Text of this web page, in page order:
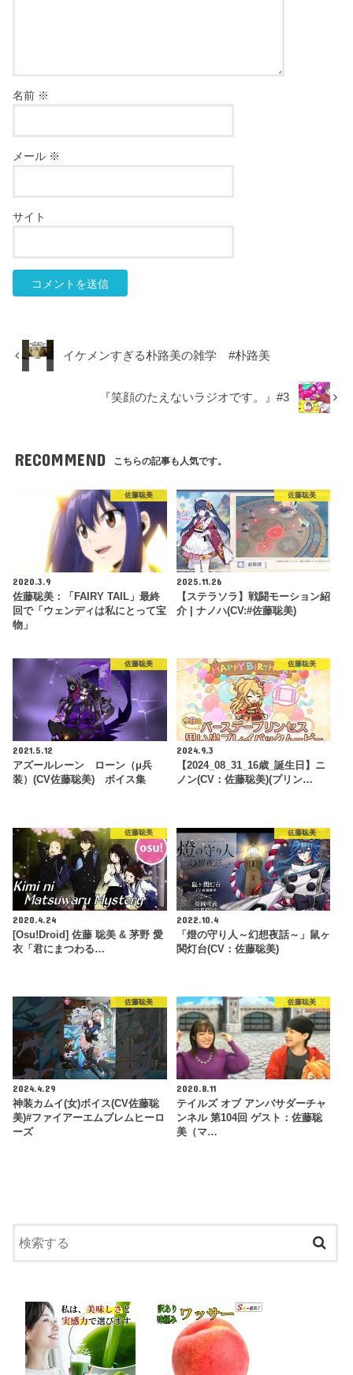
名前 ※
メール ※
サイト
イケメンすぎる朴路美の雑学 #朴路美
『笑顔のたえないラジオです。』#3
RECOMMEND こちらの記事も人気です。
佐藤聡美
2020.3.9
佐藤聡美：「FAIRY TAIL」最終
回で「ウェンディは私にとって宝
物」
佐藤聡美
2025.11.26
【ステラソラ】戦闘モーション紹
介 | ナノハ(CV:#佐藤聡美)
佐藤聡美
2021.5.12
アズールレーン ローン（μ兵
装）(CV佐藤聡美) ボイス集
佐藤聡美
2024.9.3
【2024_08_31_16歳_誕生日】ニ
ノン(CV：佐藤聡美)(プリン…
佐藤聡美
2020.4.24
[Osu!Droid] 佐藤 聡美 & 茅野 愛
衣「君にまつわる…
佐藤聡美
2022.10.4
「燈の守り人～幻想夜話～」鼠ヶ
関灯台(CV：佐藤聡美)
佐藤聡美
2024.4.29
神装カムイ(女)ボイス(CV佐藤聡
美)#ファイアーエムブレムヒーロ
ーズ
佐藤聡美
2020.8.11
テイルズ オブ アンバサダーチャ
ンネル 第104回 ゲスト：佐藤聡
美（マ…